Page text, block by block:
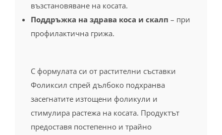
възстановяване на косата.
Поддръжка на здрава коса и скалп – при
профилактична грижа.
С формулата си от растителни съставки
Фоликсил спрей дълбоко подхранва
засегнатите изтощени фоликули и
стимулира растежа на косата. Продуктът
предоставя постепенно и трайно